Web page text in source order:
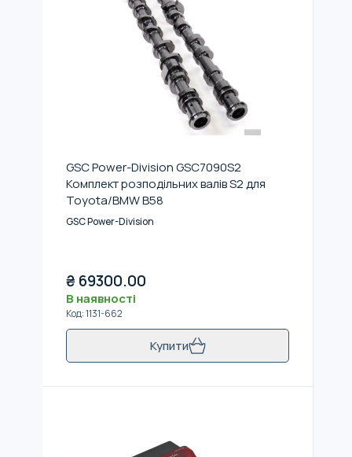
GSC Power-Division GSC7090S2
Комплект розподільних валів S2 для
Toyota/BMW B58
GSC Power-Division
₴ 69300.00
В наявності
Код:1131-662
Купити